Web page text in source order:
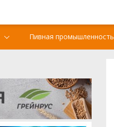
Пивная промышленность